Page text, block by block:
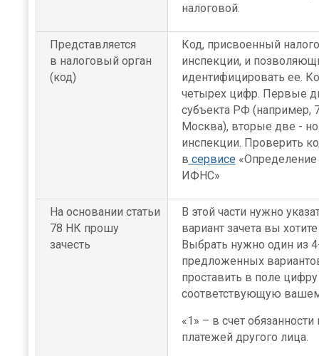
налоговой.
Представляется
в налоговый орган
(код)
Код, присвоенный
инспекции, и
идентифицировать ее.
четырех цифр. Первые
субъекта РФ (например,
Москва), вторые две -
инспекции. Проверить
в сервисе«Определение
ИФНС»
На основании статьи
78 НК прошу
зачесть
В этой части нужно
вариант зачета вы
Выбрать нужно один из
предложенных
проставить в поле цифру
соответствующую
«1» – в счет обязанности
платежей другого лица.